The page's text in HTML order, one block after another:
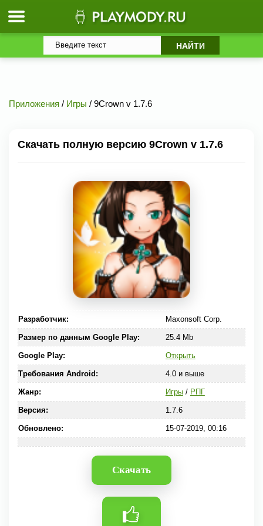
Приложения / Игры / 9Crown v 1.7.6
Скачать полную версию 9Crown v 1.7.6
Разработчик: Maxonsoft Corp.
Размер по данным Google Play: 25.4 Mb
Google Play: Открыть
Требования Android: 4.0 и выше
Жанр: Игры/ РПГ
Версия: 1.7.6
Обновлено: 15-07-2019, 00:16
Скачать